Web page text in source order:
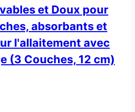
et Doux pour
absorbants et
l'allaitement avec
(3 Couches, 12 cm)